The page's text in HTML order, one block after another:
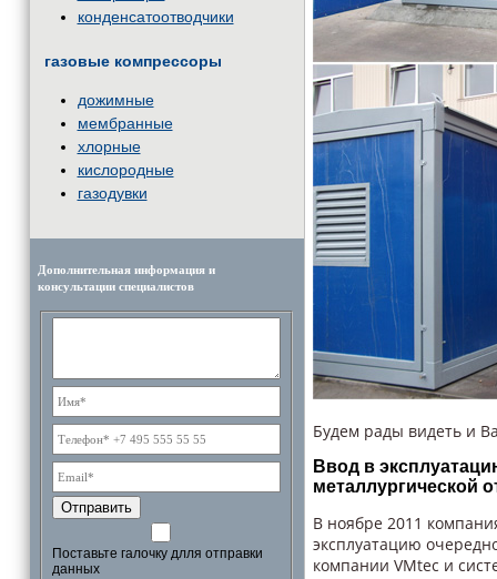
конденсатоотводчики
газовые компрессоры
дожимные
мембранные
хлорные
кислородные
газодувки
Дополнительная информация и
консультации специалистов
Отправить
Поставьте галочку длля отправки
данных
Будем рады видеть и
Ввод в
металлургической
В ноябре 2011
эксплуатацию
компании VMtec и